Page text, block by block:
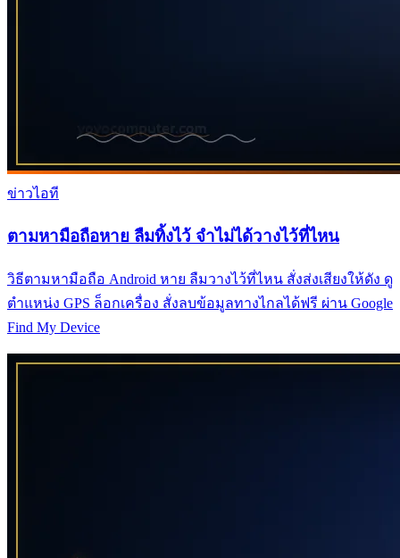
ข่าวไอที
ตามหามือถือหาย ลืมทิ้งไว้ จำไม่ได้วางไว้ที่ไหน
วิธีตามหามือถือ Android หาย ลืมวางไว้ที่ไหน สั่งส่งเสียงให้ดัง ดู
ตำแหน่ง GPS ล็อกเครื่อง สั่งลบข้อมูลทางไกลได้ฟรี ผ่าน Google
Find My Device